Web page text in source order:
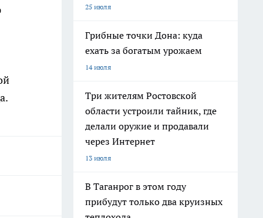
25 июля
Грибные точки Дона: куда
ехать за богатым урожаем
14 июля
Три жителям Ростовской
области устроили тайник, где
делали оружие и продавали
через Интернет
13 июля
В Таганрог в этом году
прибудут только два круизных